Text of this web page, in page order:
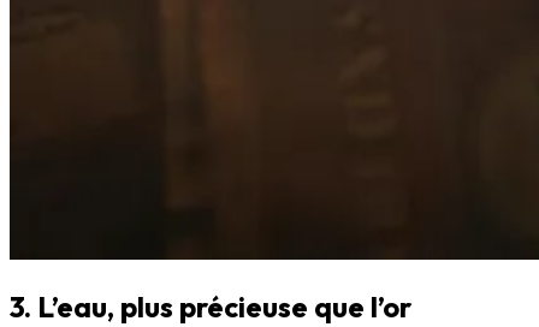
3. L’eau, plus précieuse que l’or